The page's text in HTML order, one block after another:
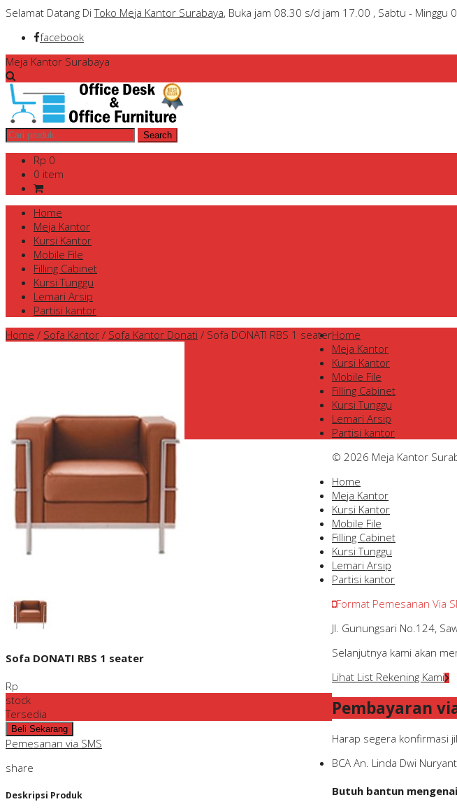
Selamat Datang DiToko Meja Kantor Surabaya, Buka jam 08.30 s/d jam 17.00 , Sabtu - Minggu
facebook
Meja Kantor Surabaya
Rp 0
0 item
Home
Meja Kantor
Kursi Kantor
Mobile File
Filling Cabinet
Kursi Tunggu
Lemari Arsip
Partisi kantor
Home / Sofa Kantor / Sofa Kantor Donati / Sofa DONATI RBS 1 seater
Sofa DONATI RBS 1 seater
Rp
stock
Tersedia
Pemesanan via SMS
share
Deskripsi Produk
Home
Meja Kantor
Kursi Kantor
Mobile File
Filling Cabinet
Kursi Tunggu
Lemari Arsip
Partisi kantor
© 2026 Meja Kantor
Home
Meja Kantor
Kursi Kantor
Mobile File
Filling Cabinet
Kursi Tunggu
Lemari Arsip
Partisi kantor
Format Pemesanan Via
Jl. Gunungsari No.124,
Selanjutnya kami akan
Lihat List Rekening Kami
Pembayaran
Harap segera konfirmasi
BCA An. Linda Dwi
Butuh bantun